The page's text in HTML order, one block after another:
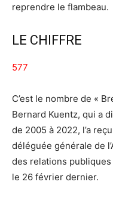
reprendre le flambeau.
LE CHIFFRE
577
C’est le nombre de «
Bernard Kuentz, qui a
de 2005 à 2022, l’a
déléguée générale de
des relations publiques
le 26 février dernier.